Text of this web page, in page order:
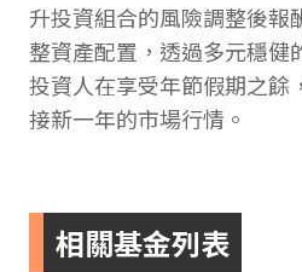
升投資組合的風險調整後報
整資產配置，透過多元穩健
投資人在享受年節假期之餘
接新一年的市場行情。
相關基金列表